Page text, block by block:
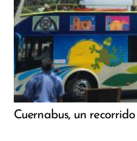
Cuernabus, un